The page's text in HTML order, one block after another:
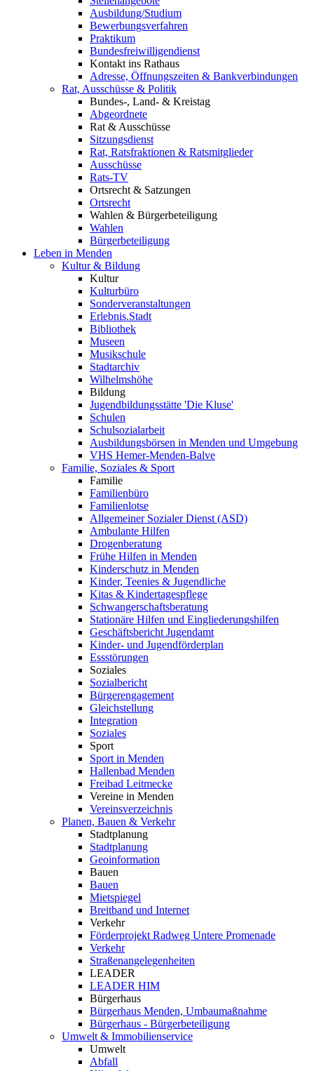
Ausbildung/Studium
Bewerbungsverfahren
Praktikum
Bundesfreiwilligendienst
Kontakt ins Rathaus
Adresse, Öffnungszeiten & Bankverbindungen
Rat, Ausschüsse & Politik
Bundes-, Land- & Kreistag
Abgeordnete
Rat & Ausschüsse
Sitzungsdienst
Rat, Ratsfraktionen & Ratsmitglieder
Ausschüsse
Rats-TV
Ortsrecht & Satzungen
Ortsrecht
Wahlen & Bürgerbeteiligung
Wahlen
Bürgerbeteiligung
Leben in Menden
Kultur & Bildung
Kultur
Kulturbüro
Sonderveranstaltungen
Erlebnis.Stadt
Bibliothek
Museen
Musikschule
Stadtarchiv
Wilhelmshöhe
Bildung
Jugendbildungsstätte 'Die Kluse'
Schulen
Schulsozialarbeit
Ausbildungsbörsen in Menden und Umgebung
VHS Hemer-Menden-Balve
Familie, Soziales & Sport
Familie
Familienbüro
Familienlotse
Allgemeiner Sozialer Dienst (ASD)
Ambulante Hilfen
Drogenberatung
Frühe Hilfen in Menden
Kinderschutz in Menden
Kinder, Teenies & Jugendliche
Kitas & Kindertagespflege
Schwangerschaftsberatung
Stationäre Hilfen und Eingliederungshilfen
Geschäftsbericht Jugendamt
Kinder- und Jugendförderplan
Essstörungen
Soziales
Sozialbericht
Bürgerengagement
Gleichstellung
Integration
Soziales
Sport
Sport in Menden
Hallenbad Menden
Freibad Leitmecke
Vereine in Menden
Vereinsverzeichnis
Planen, Bauen & Verkehr
Stadtplanung
Stadtplanung
Geoinformation
Bauen
Bauen
Mietspiegel
Breitband und Internet
Verkehr
Förderprojekt Radweg Untere Promenade
Verkehr
Straßenangelegenheiten
LEADER
LEADER HIM
Bürgerhaus
Bürgerhaus Menden, Umbaumaßnahme
Bürgerhaus - Bürgerbeteiligung
Umwelt & Immobilienservice
Umwelt
Abfall